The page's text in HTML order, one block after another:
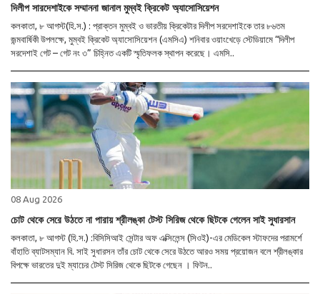
দিলীপ সারদেশাইকে সম্মাননা জানাল মুম্বই ক্রিকেট অ্যাসোসিয়েশন
কলকাতা, ৮ আগস্ট(হি.স.) : প্রাক্তন মুম্বই ও ভারতীয় ক্রিকেটার দিলীপ সরদেশাইকে তার ৮৬তম
জন্মবার্ষিকী উপলক্ষে, মুম্বই ক্রিকেট অ্যাসোসিয়েশন (এমসিএ) শনিবার ওয়াংখেড়ে স্টেডিয়ামে “দিলীপ
সরদেশাই গেট – গেট নং ৩” চিহ্নিত একটি স্মৃতিফলক স্থাপন করেছে। এমসি..
08 Aug 2026
চোট থেকে সেরে উঠতে না পারায় শ্রীলঙ্কা টেস্ট সিরিজ থেকে ছিটকে গেলেন সাই সুধারসান
কলকাতা, ৮ আগস্ট (হি.স.) :বিসিসিআই সেন্টার অফ এক্সিলেন্স (সিওই)-এর মেডিকেল স্টাফদের পরামর্শে
বাঁহাতি ব্যাটসম্যান বি. সাই সুধারসন তাঁর চোট থেকে সেরে উঠতে আরও সময় প্রয়োজন বলে শ্রীলঙ্কার
বিপক্ষে ভারতের দুই ম্যাচের টেস্ট সিরিজ থেকে ছিটকে গেছেন । ফিটন..